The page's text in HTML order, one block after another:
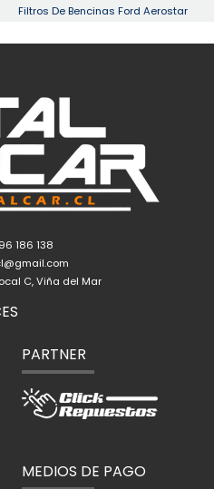
Filtros De Bencinas Ford Aerostar
186 138
C, Viña del Mar
PARTNER
MEDIOS DE PAGO